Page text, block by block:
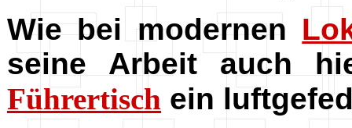
Wie bei modernen
seine Arbeit auch
Führertisch ein